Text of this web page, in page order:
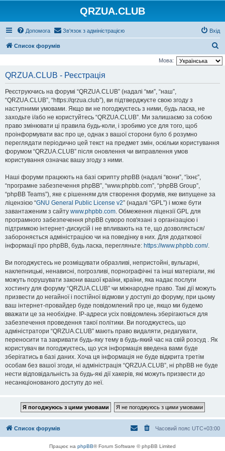
QRZUA.CLUB
Допомога Зв'язок з адміністрацією Вхід
Список форумів
о
Мова:
QRZUA.CLUB - Реєстрація
Реєструючись на форумі “QRZUA.CLUB” (надалі “ми”, “наш”,
“QRZUA.CLUB”, “https://qrzua.club”), ви підтверджуєте свою згоду з
наступними умовами. Якщо ви не погоджуєтесь з ними, будь ласка, не
заходьте і/або не користуйтесь “QRZUA.CLUB”. Ми залишаємо за собою
право змінювати ці правила будь-коли, і зробимо усе для того, щоб
проінформувати вас про це, однак з вашої сторони було б розумно
переглядати періодично цей текст на предмет змін, оскільки користування
форумом “QRZUA.CLUB” після оновлення чи виправлення умов
користування означає вашу згоду з ними.
Наші форуми працюють на базі скрипту phpBB (надалі “вони”, “їхнє”,
“програмне забезпечення phpBB”, “www.phpbb.com”, “phpBB Group”,
“phpBB Teams”), яке є рішенням для створення форумів, яке випущене за
ліцензією “GNU General Public License v2” (надалі “GPL”) і може бути
завантаженим з сайту www.phpbb.com. Обмеження ліцензії GPL для
програмного забезпечення phpBB суворо пов'язані з організацією і
підтримкою інтернет-дискусій і не впливають на те, що дозволяється/
забороняється адміністрацією чи на поведінку в них. Для додаткової
інформації про phpBB, будь ласка, перегляньте: https://www.phpbb.com/.
Ви погоджуєтесь не розміщувати образливі, непристойні, вульгарні,
наклепницькі, ненависні, погрозливі, порнографічні та інші матеріали, які
можуть порушувати закони вашої країни, країни, яка надає послуги
хостингу для форуму “QRZUA.CLUB” чи міжнародне право. Такі дії можуть
призвести до негайної і постійної відмови у доступі до форуму, при цьому
ваш інтернет-провайдер буде повідомлений про це, якщо ми будемо
вважати це за необхідне. IP-адреси усіх повідомлень зберігаються для
забезпечення проведення такої політики. Ви погоджуєтесь, що
адміністратори “QRZUA.CLUB” мають право видаляти, редагувати,
переносити та закривати будь-яку тему в будь-який час на свій розсуд . Як
користувач ви погоджуєтесь, що уся інформація введена вами буде
зберігатись в базі даних. Хоча ця інформація не буде відкрита третім
особам без вашої згоди, ні адміністрація “QRZUA.CLUB”, ні phpBB не буде
нести відповідальність за будь-які дії хакерів, які можуть призвести до
несанкціонованого доступу до неї.
Список форумів Часовий пояс UTC+03:00
Працює на phpBB® Forum Software © phpBB Limited